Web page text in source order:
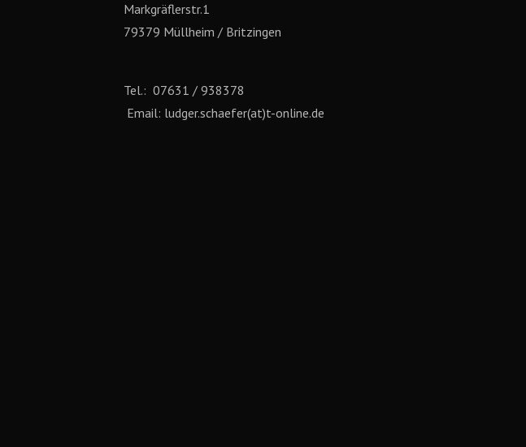
Markgräflerstr.1
79379 Müllheim / Britzingen
Tel.: 07631 / 938378
Email: ludger.schaefer(at)t-online.de